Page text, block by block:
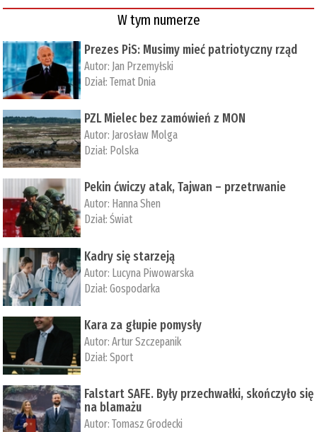
W tym numerze
Prezes PiS: Musimy mieć patriotyczny rząd
Autor: Jan Przemyłski
Dział:Temat Dnia
PZL Mielec bez zamówień z MON
Autor: Jarosław Molga
Dział: Polska
Pekin ćwiczy atak, Tajwan – przetrwanie
Autor: ­Hanna Shen
Dział:Świat
Kadry się starzeją
Autor: Lucyna Piwowarska
Dział:Gospodarka
Kara za głupie pomysły
Autor:Artur Szczepanik
Dział:Sport
Falstart SAFE. Były przechwałki, skończyło się
na blamażu
Autor:Tomasz Grodecki